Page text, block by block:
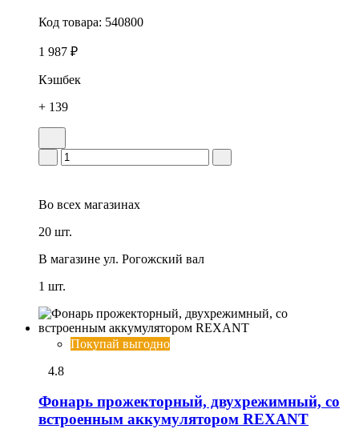
Код товара: 540800
1 987 ₽
Кэшбек
+ 139
Во всех магазинах
20 шт.
В магазине ул. Рогожский вал
1 шт.
Покупай выгодно
4.8
Фонарь прожекторный, двухрежимный, со
встроенным аккумулятором REXANT